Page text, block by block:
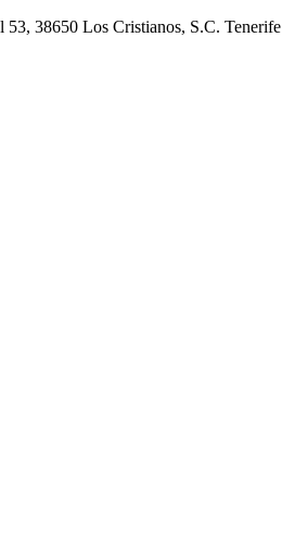
38650 Los Cristianos, S.C. Tenerife